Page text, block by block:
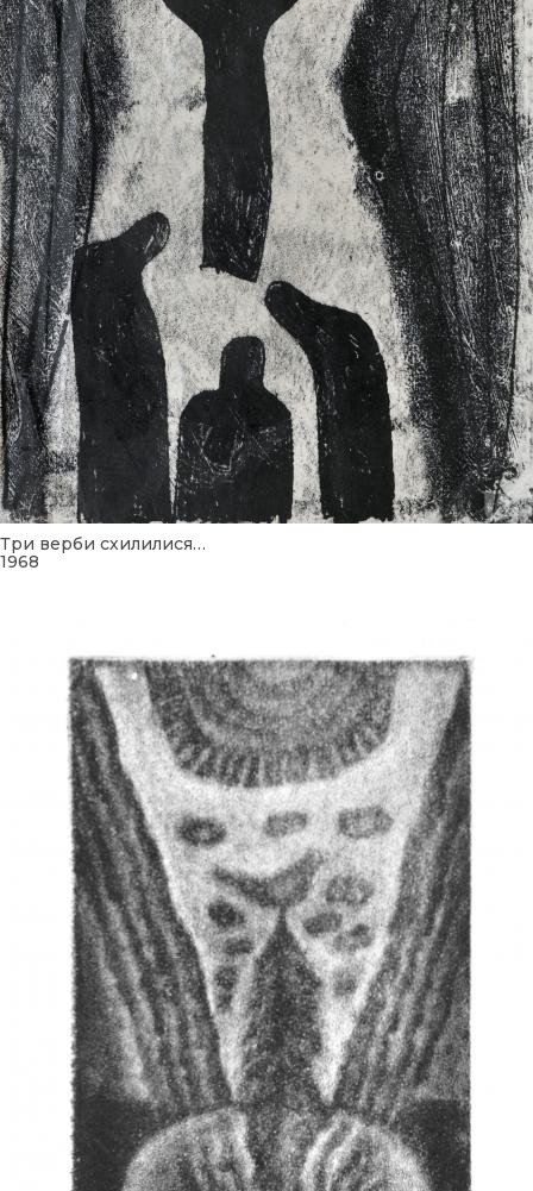
Три верби схилилися…
1968